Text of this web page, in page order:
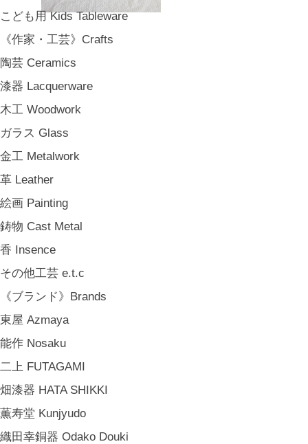
こども用 Kids Tableware
《作家・工芸》Crafts
陶芸 Ceramics
漆器 Lacquerware
木工 Woodwork
ガラス Glass
金工 Metalwork
革 Leather
絵画 Painting
鋳物 Cast Metal
香 Insence
その他工芸 e.t.c
《ブランド》Brands
東屋 Azmaya
能作 Nosaku
二上 FUTAGAMI
畑漆器 HATA SHIKKI
薫寿堂 Kunjyudo
織田幸銅器 Odako Douki